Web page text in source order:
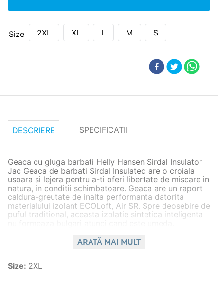
Size 2XL XL L M S
DESCRIERE SPECIFICATII
Geaca cu gluga barbati Helly Hansen Sirdal Insulator
Jac Geaca de barbati Sirdal Insulated are o croiala
usoara si lejera pentru a-ti oferi libertate de miscare in
natura, in conditii schimbatoare. Geaca are un raport
caldura-greutate de inalta performanta datorita
materialului izolant ECOLoft, Air SR. Spre deosebire de
puful traditional, aceasta izolatie sintetica inteligenta
ARATĂ MAI MULT
Size: 2XL